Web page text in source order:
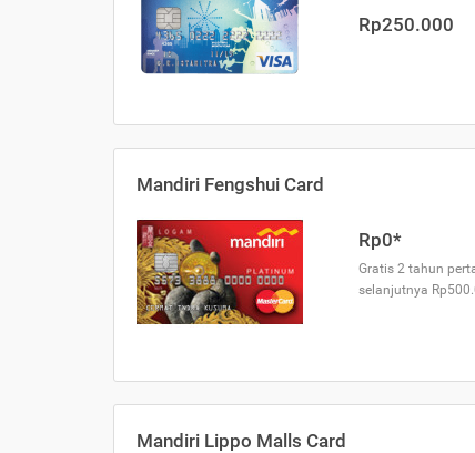
Rp250.000
Mandiri Fengshui Card
Rp0*
Gratis 2 tahun
selanjutnya
Mandiri Lippo Malls Card